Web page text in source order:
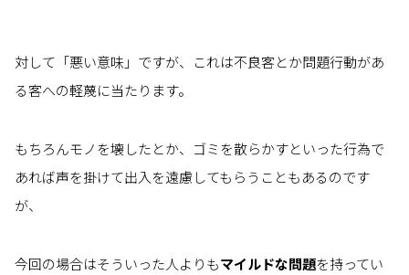
対して「悪い意味」ですが、これは不良客とか問題行動があ
る客への軽蔑に当たります。
もちろんモノを壊したとか、ゴミを散らかすといった行為で
あれば声を掛けて出入を遠慮してもらうこともあるのです
が、
今回の場合はそういった人よりもマイルドな問題を持ってい